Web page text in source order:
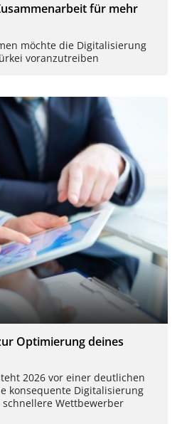
für mehr
möchte die Digitalisierung
voranzutreiben
Optimierung deines
2026 vor einer deutlichen
konsequente Digitalisierung
Wettbewerber